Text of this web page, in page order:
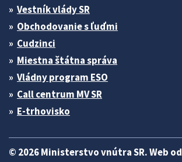
Vestník vlády SR
Obchodovanie s ľuďmi
Cudzinci
Miestna štátna správa
Vládny program ESO
Call centrum MV SR
E-trhovisko
© 2026 Ministerstvo vnútra SR. Web od